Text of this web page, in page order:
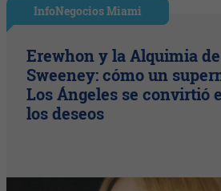
InfoNegocios Miami
Erewhon y la Alquimia
Sweeney: cómo un
Los Ángeles se convirtió
los deseos